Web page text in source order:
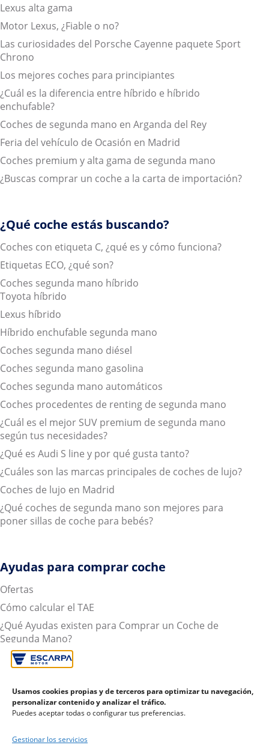
Usamos cookies propias y de terceros para optimizar tu navegación,
personalizar contenido y analizar el tráfico.
Puedes aceptar todas o configurar tus preferencias.
Gestionar los servicios
Lexus alta gama
Motor Lexus, ¿Fiable o no?
Las curiosidades del Porsche Cayenne paquete Sport
Chrono
Los mejores coches para principiantes
¿Cuál es la diferencia entre híbrido e híbrido
enchufable?
Coches de segunda mano en Arganda del Rey
Feria del vehículo de Ocasión en Madrid
Coches premium y alta gama de segunda mano
¿Buscas comprar un coche a la carta de importación?
¿Qué coche estás buscando?
Coches con etiqueta C, ¿qué es y cómo funciona?
Etiquetas ECO, ¿qué son?
Coches segunda mano híbrido
Toyota híbrido
Lexus híbrido
Híbrido enchufable segunda mano
Coches segunda mano diésel
Coches segunda mano gasolina
Coches segunda mano automáticos
Coches procedentes de renting de segunda mano
¿Cuál es el mejor SUV premium de segunda mano
según tus necesidades?
¿Qué es Audi S line y por qué gusta tanto?
¿Cuáles son las marcas principales de coches de lujo?
Coches de lujo en Madrid
¿Qué coches de segunda mano son mejores para
poner sillas de coche para bebés?
Ayudas para comprar coche
Ofertas
Cómo calcular el TAE
¿Qué Ayudas existen para Comprar un Coche de
Segunda Mano?
Todo lo que necesitas saber sobre cómo financiar tu
coche
Coches de segunda mano con garantía
Tasación coche: ¿Qué es y que ventajas tiene?
para principiantes